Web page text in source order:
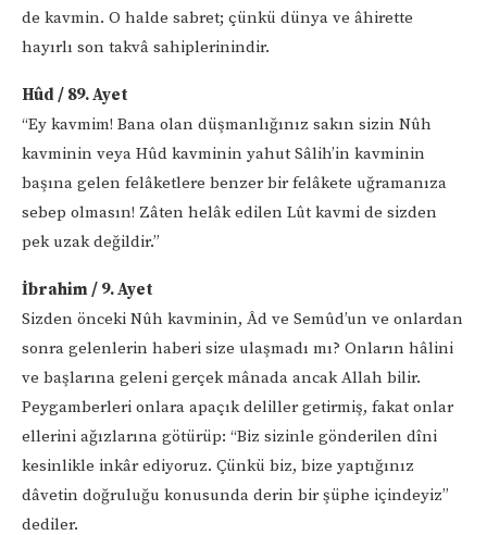
de kavmin. O halde sabret; çünkü dünya ve âhirette
hayırlı son takvâ sahiplerinindir.
Hûd / 89. Ayet
“Ey kavmim! Bana olan düşmanlığınız sakın sizin Nûh
kavminin veya Hûd kavminin yahut Sâlih’in kavminin
başına gelen felâketlere benzer bir felâkete uğramanıza
sebep olmasın! Zâten helâk edilen Lût kavmi de sizden
pek uzak değildir.”
İbrahim / 9. Ayet
Sizden önceki Nûh kavminin, Âd ve Semûd’un ve onlardan
sonra gelenlerin haberi size ulaşmadı mı? Onların hâlini
ve başlarına geleni gerçek mânada ancak Allah bilir.
Peygamberleri onlara apaçık deliller getirmiş, fakat onlar
ellerini ağızlarına götürüp: “Biz sizinle gönderilen dîni
kesinlikle inkâr ediyoruz. Çünkü biz, bize yaptığınız
dâvetin doğruluğu konusunda derin bir şüphe içindeyiz”
dediler.